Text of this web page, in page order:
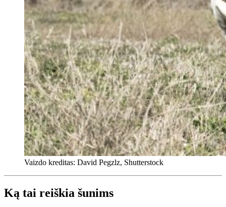
Vaizdo kreditas: David Pegzlz, Shutterstock
Ką tai reiškia šunims